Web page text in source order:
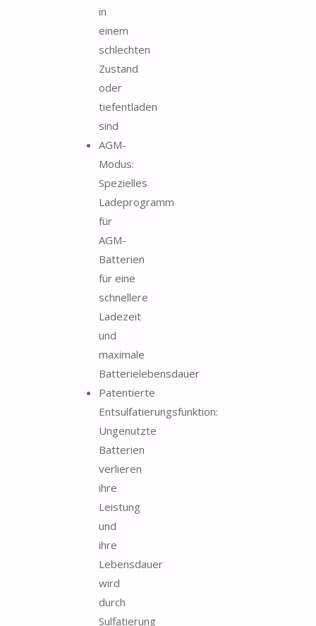
in
einem
schlechten
Zustand
oder
tiefentladen
sind
AGM-
Modus:
Spezielles
Ladeprogramm
für
AGM-
Batterien
für eine
schnellere
Ladezeit
und
maximale
Batterielebensdauer
Patentierte
Entsulfatierungsfunktion:
Ungenutzte
Batterien
verlieren
ihre
Leistung
und
ihre
Lebensdauer
wird
durch
Sulfatierung